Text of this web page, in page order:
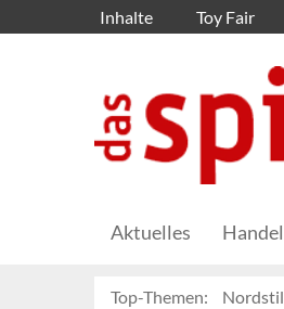
Inhalte Toy Fair
Aktuelles Handel
Top-Themen: Nordstil